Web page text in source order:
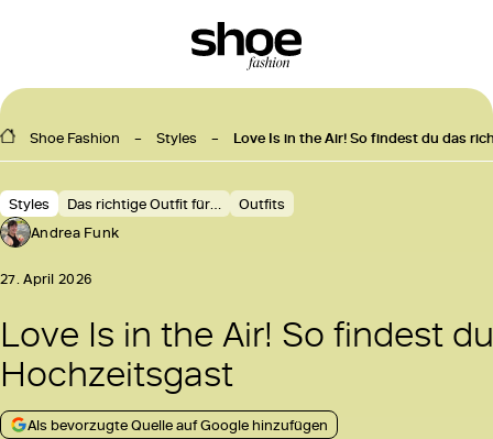
Shoe Fashion Styles Love Is in the Air! So findest du das
Styles Das richtige Outfit für…
Outfits
Andrea Funk
27. April 2026
Love Is in the Air! So findest
Hochzeitsgast
Als bevorzugte Quelle auf Google hinzufügen